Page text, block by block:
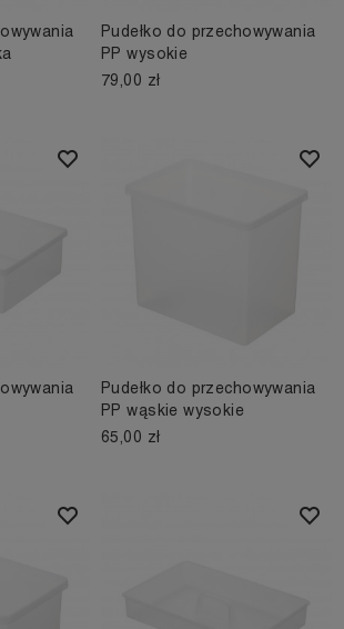
Pudełko do przechowywania
PP wysokie
79,00 zł
Pudełko do przechowywania
PP wąskie wysokie
65,00 zł